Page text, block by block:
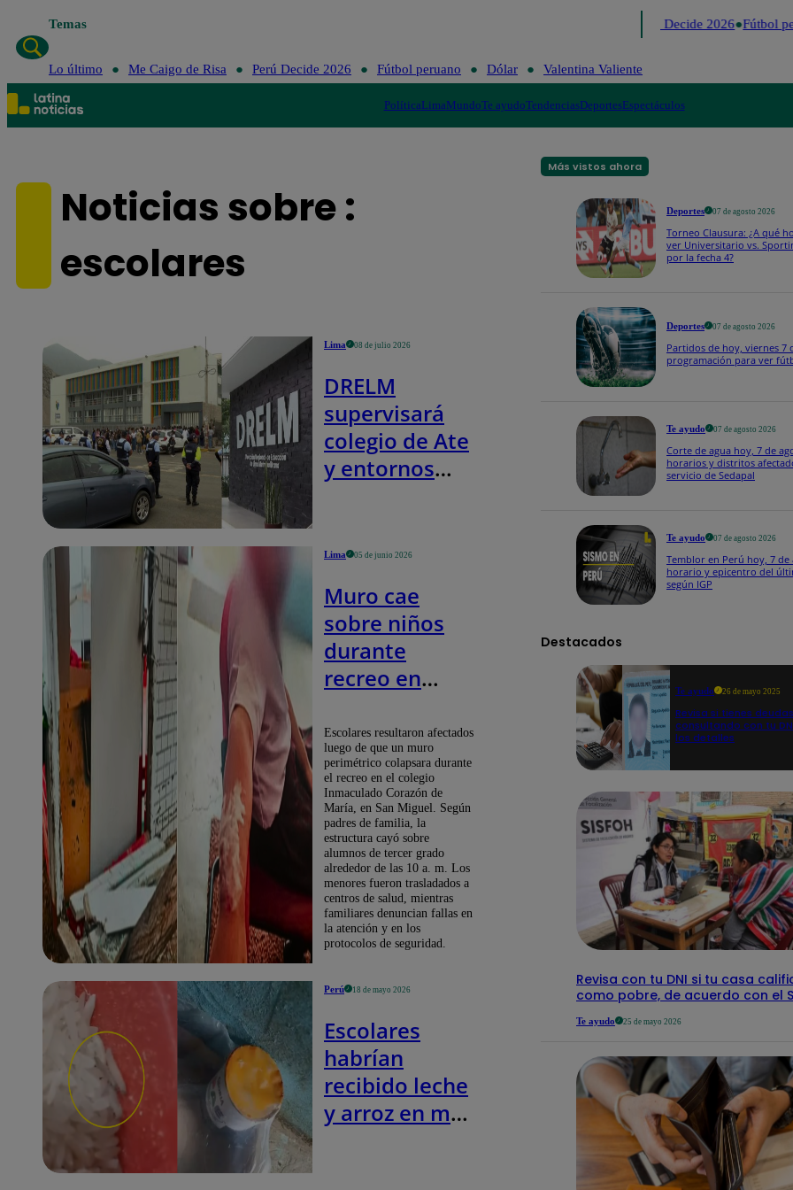
Temas Perú Decide 2026 Fútbol
Lo último Me Caigo de Risa Perú Decide 2026 Fútbol peruano Dólar Valentina Valiente
PolíticaLimaMundoTe ayudoTendenciasDeportesEspectáculos
Noticias sobre :
escolares
Lima 08 de julio 2026
DRELM
supervisará
colegio de Ate
y entornos
agresión
Lima 05 de junio 2026
Muro cae
sobre niños
durante
recreo en
menores
están
hospitalizados
Escolares resultaron afectados
luego de que un muro
perimétrico colapsara durante
el recreo en el colegio
Inmaculado Corazón de
María, en San Miguel. Según
padres de familia, la
estructura cayó sobre
alumnos de tercer grado
alrededor de las 10 a. m. Los
menores fueron trasladados a
centros de salud, mientras
familiares denuncian fallas en
la atención y en los
protocolos de seguridad.
Perú 18 de mayo 2026
Escolares
habrían
recibido leche
y arroz en mal
Más vistos ahora
Deportes 07 de agosto 2026
Torneo Clausura: ¿A qué
ver Universitario vs.
por la fecha 4?
Deportes 07 de agosto 2026
Partidos de hoy, viernes 7
programación para ver
Te ayudo 07 de agosto 2026
Corte de agua hoy, 7 de
horarios y distritos
servicio de Sedapal
Te ayudo 07 de agosto 2026
Temblor en Perú hoy, 7 de
horario y epicentro del
según IGP
Destacados
Te ayudo 26 de mayo 2025
Revisa si tienes deudas
consultando con tu
los detalles
Revisa con tu DNI si tu casa
como pobre, de acuerdo con el
Te ayudo 25 de mayo 2026